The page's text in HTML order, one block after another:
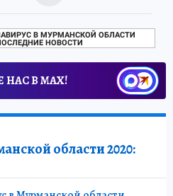
В МУРМАНСКОЙ ОБЛАСТИ
НОВОСТИ
НАС В МАХ!
области 2020: